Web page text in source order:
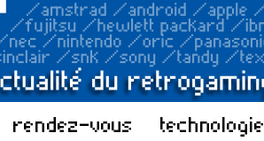
rendez-vous technologie